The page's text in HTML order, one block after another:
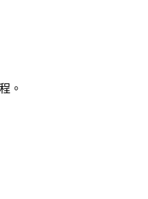
。